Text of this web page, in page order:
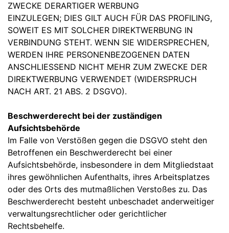
ZWECKE DERARTIGER WERBUNG
EINZULEGEN; DIES GILT AUCH FÜR DAS PROFILING,
SOWEIT ES MIT SOLCHER DIREKTWERBUNG IN
VERBINDUNG STEHT. WENN SIE WIDERSPRECHEN,
WERDEN IHRE PERSONENBEZOGENEN DATEN
ANSCHLIESSEND NICHT MEHR ZUM ZWECKE DER
DIREKTWERBUNG VERWENDET (WIDERSPRUCH
NACH ART. 21 ABS. 2 DSGVO).
Beschwerderecht bei der zuständigen
Aufsichtsbehörde
Im Falle von Verstößen gegen die DSGVO steht den
Betroffenen ein Beschwerderecht bei einer
Aufsichtsbehörde, insbesondere in dem Mitgliedstaat
ihres gewöhnlichen Aufenthalts, ihres Arbeitsplatzes
oder des Orts des mutmaßlichen Verstoßes zu. Das
Beschwerderecht besteht unbeschadet anderweitiger
verwaltungsrechtlicher oder gerichtlicher
Rechtsbehelfe.